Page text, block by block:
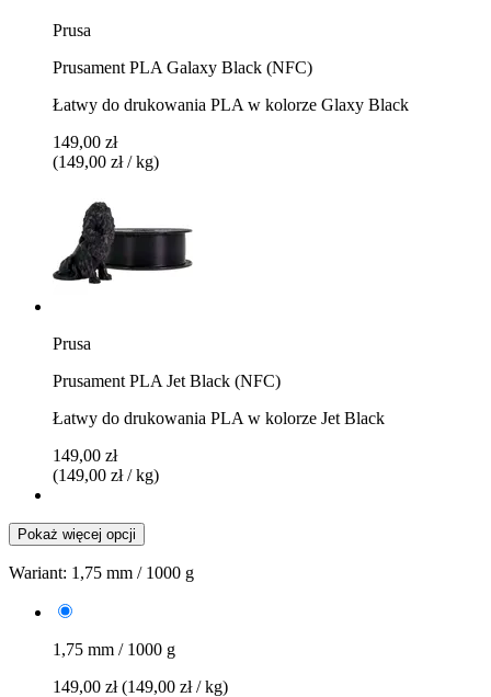
Prusa
Prusament PLA Galaxy Black (NFC)
Łatwy do drukowania PLA w kolorze Glaxy Black
149,00 zł
(149,00 zł / kg)
Prusa
Prusament PLA Jet Black (NFC)
Łatwy do drukowania PLA w kolorze Jet Black
149,00 zł
(149,00 zł / kg)
Pokaż więcej opcji
Wariant: 1,75 mm / 1000 g
1,75 mm / 1000 g
149,00 zł(149,00 zł / kg)